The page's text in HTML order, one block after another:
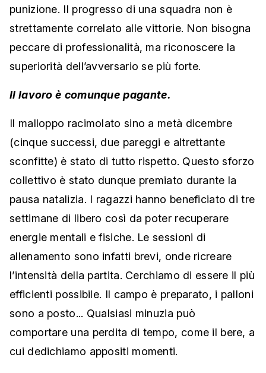
punizione. Il progresso di una squadra non è
strettamente correlato alle vittorie. Non bisogna
peccare di professionalità, ma riconoscere la
superiorità dell’avversario se più forte.
Il lavoro è comunque pagante.
Il malloppo racimolato sino a metà dicembre
(cinque successi, due pareggi e altrettante
sconfitte) è stato di tutto rispetto. Questo sforzo
collettivo è stato dunque premiato durante la
pausa natalizia. I ragazzi hanno beneficiato di tre
settimane di libero così da poter recuperare
energie mentali e fisiche. Le sessioni di
allenamento sono infatti brevi, onde ricreare
l’intensità della partita. Cerchiamo di essere il più
efficienti possibile. Il campo è preparato, i palloni
sono a posto... Qualsiasi minuzia può
comportare una perdita di tempo, come il bere, a
cui dedichiamo appositi momenti.